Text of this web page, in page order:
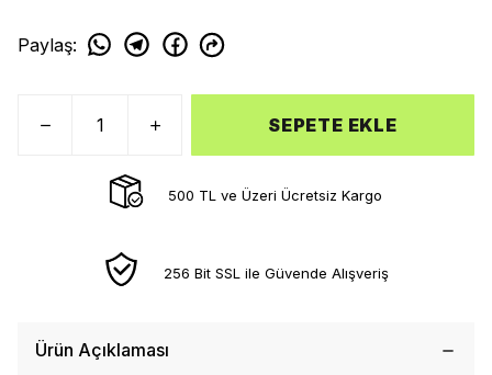
Paylaş:
SEPETE EKLE
500 TL ve Üzeri Ücretsiz Kargo
256 Bit SSL ile Güvende Alışveriş
Ürün Açıklaması